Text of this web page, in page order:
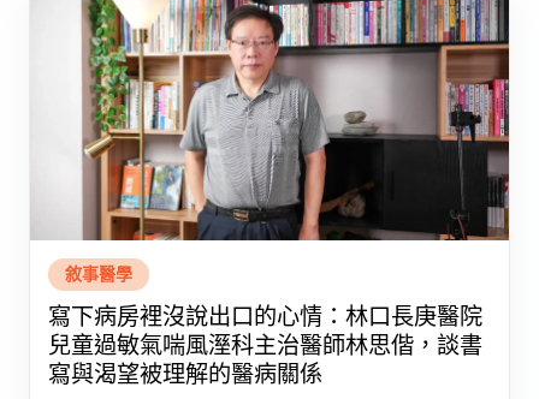
敘事醫學
寫下病房裡沒說出口的心情：林口長庚醫院
兒童過敏氣喘風溼科主治醫師林思偕，談書
寫與渴望被理解的醫病關係